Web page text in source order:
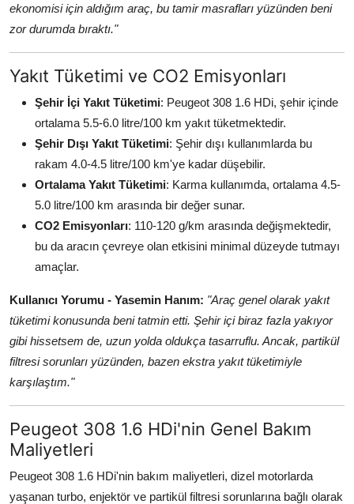
ekonomisi için aldığım araç, bu tamir masrafları yüzünden beni
zor durumda bıraktı."
Yakıt Tüketimi ve CO2 Emisyonları
Şehir İçi Yakıt Tüketimi: Peugeot 308 1.6 HDi, şehir içinde
ortalama 5.5-6.0 litre/100 km yakıt tüketmektedir.
Şehir Dışı Yakıt Tüketimi: Şehir dışı kullanımlarda bu
rakam 4.0-4.5 litre/100 km'ye kadar düşebilir.
Ortalama Yakıt Tüketimi: Karma kullanımda, ortalama 4.5-
5.0 litre/100 km arasında bir değer sunar.
CO2 Emisyonları: 110-120 g/km arasında değişmektedir,
bu da aracın çevreye olan etkisini minimal düzeyde tutmayı
amaçlar.
Kullanıcı Yorumu - Yasemin Hanım: "Araç genel olarak yakıt
tüketimi konusunda beni tatmin etti. Şehir içi biraz fazla yakıyor
gibi hissetsem de, uzun yolda oldukça tasarruflu. Ancak, partikül
filtresi sorunları yüzünden, bazen ekstra yakıt tüketimiyle
karşılaştım."
Peugeot 308 1.6 HDi'nin Genel Bakım
Maliyetleri
Peugeot 308 1.6 HDi'nin bakım maliyetleri, dizel motorlarda
yaşanan turbo, enjektör ve partikül filtresi sorunlarına bağlı olarak